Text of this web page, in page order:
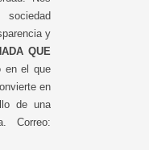
y
QUE
en el que
en
de una
Correo: